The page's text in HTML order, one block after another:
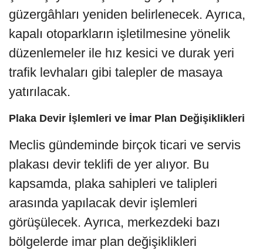
güzergâhları yeniden belirlenecek. Ayrıca,
kapalı otoparkların işletilmesine yönelik
düzenlemeler ile hız kesici ve durak yeri
trafik levhaları gibi talepler de masaya
yatırılacak.
Plaka Devir İşlemleri ve İmar Plan Değişiklikleri
Meclis gündeminde birçok ticari ve servis
plakası devir teklifi de yer alıyor. Bu
kapsamda, plaka sahipleri ve talipleri
arasında yapılacak devir işlemleri
görüşülecek. Ayrıca, merkezdeki bazı
bölgelerde imar plan değişiklikleri